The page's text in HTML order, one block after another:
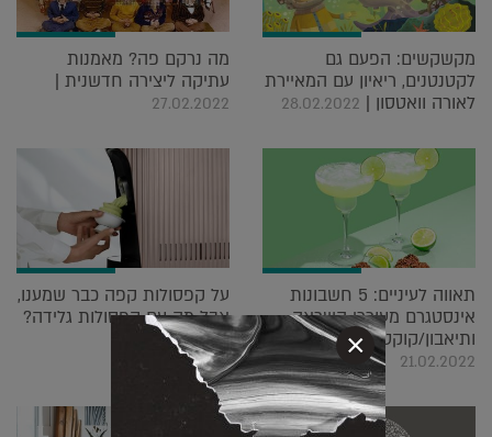
מקשקשים: הפעם גם
לקטנטנים, ריאיון עם המאיירת
לאורה וואטסון | 28.02.2022
מה נרקם פה? מאמנות
עתיקה ליצירה חדשנית |
27.02.2022
תאווה לעיניים: 5 חשבונות
אינסטגרם מעוררי השראה
ותיאבון/קוקטיילים |
21.02.2022
על קפסולות קפה כבר שמענו,
אבל מה עם קפסולות גלידה?
|
20.02.2022 ×